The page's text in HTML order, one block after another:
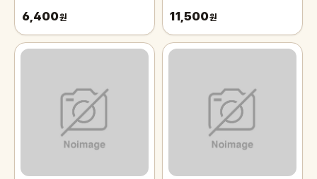
6,400원 11,500원